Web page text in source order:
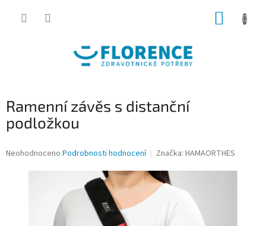
Ramenní závěs s distanční
podložkou
Průměrné
Neohodnoceno Podrobnosti hodnocení Značka: HAMAORTHES